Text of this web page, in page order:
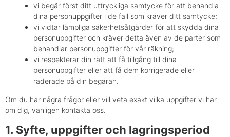
vi begär först ditt uttryckliga samtycke för att behandla
dina personuppgifter i de fall som kräver ditt samtycke;
vi vidtar lämpliga säkerhetsåtgärder för att skydda dina
personuppgifter och kräver detta även av de parter som
behandlar personuppgifter för vår räkning;
vi respekterar din rätt att få tillgång till dina
personuppgifter eller att få dem korrigerade eller
raderade på din begäran.
Om du har några frågor eller vill veta exakt vilka uppgifter vi har
om dig, vänligen kontakta oss.
1. Syfte, uppgifter och lagringsperiod